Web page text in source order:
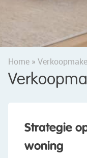
Home »
Strategie
woning